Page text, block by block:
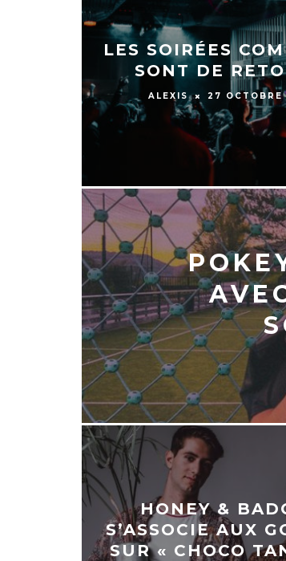
LES SOIRÉES
SONT DE
ALEXIS 27 OCTOBRE
HONEY &
S’ASSOCIE AUX
SUR « CHOCO